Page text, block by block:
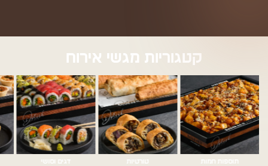
קטגוריות מגשי אירוח
תוספות חמות טורטיות דגים וסושי